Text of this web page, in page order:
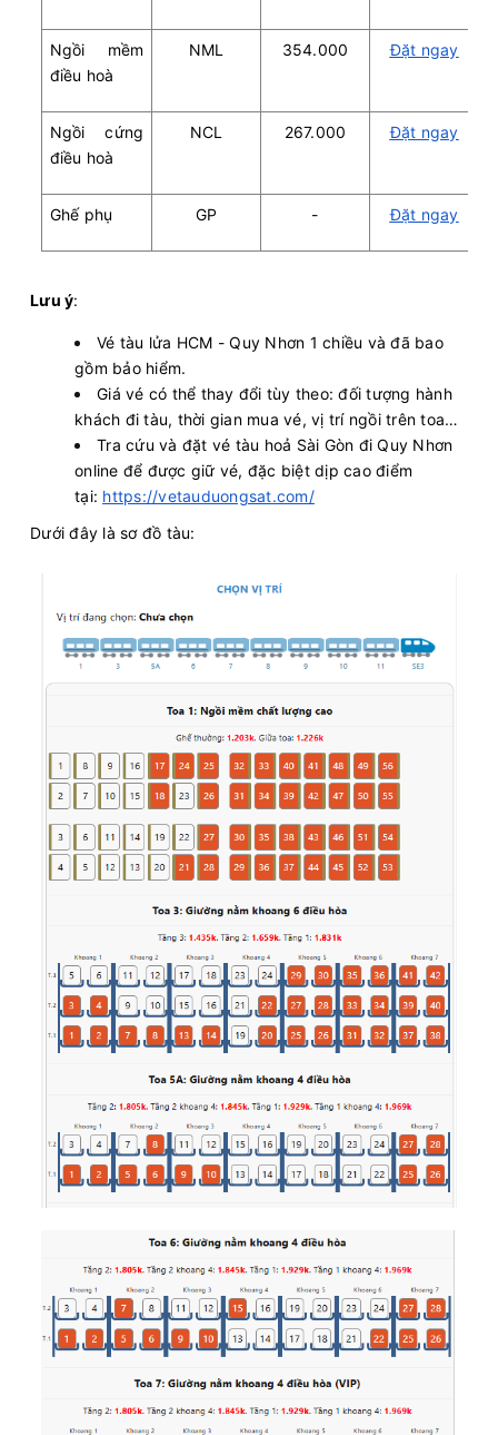
Ngồi mềm
điều hoà
NML 354.000 Đặt ngay
Ngồi cứng
điều hoà
NCL 267.000 Đặt ngay
Ghế phụ GP - Đặt ngay
Lưu ý:
Vé tàu lửa HCM - Quy Nhơn 1 chiều và đã bao
gồm bảo hiểm.
Giá vé có thể thay đổi tùy theo: đối tượng hành
khách đi tàu, thời gian mua vé, vị trí ngồi trên toa…
Tra cứu và đặt vé tàu hoả Sài Gòn đi Quy Nhơn
online để được giữ vé, đặc biệt dịp cao điểm
tại: https://vetauduongsat.com/
Dưới đây là sơ đồ tàu: